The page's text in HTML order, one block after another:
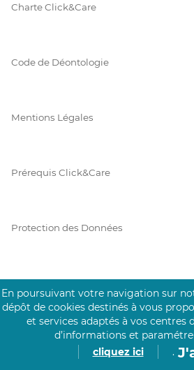
Charte Click&Care
Code de Déontologie
Mentions Légales
Prérequis Click&Care
Protection des Données
Vie Privée
PAIEMENT SÉCURISÉ
En poursuivant votre navigation sur
dépôt de cookies destinés à vous
et services adaptés à vos centres
d’informations et
cliquez ici
.